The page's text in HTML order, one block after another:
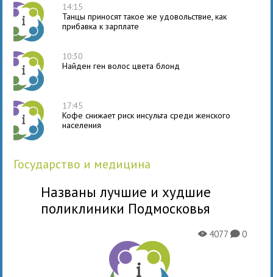
14:15
Танцы приносят такое же удовольствие, как
прибавка к зарплате
10:30
Найден ген волос цвета блонд
17:45
Кофе снижает риск инсульта среди женского
населения
государство и медицина
Названы лучшие и худшие
поликлиники Подмосковья
X4077K0